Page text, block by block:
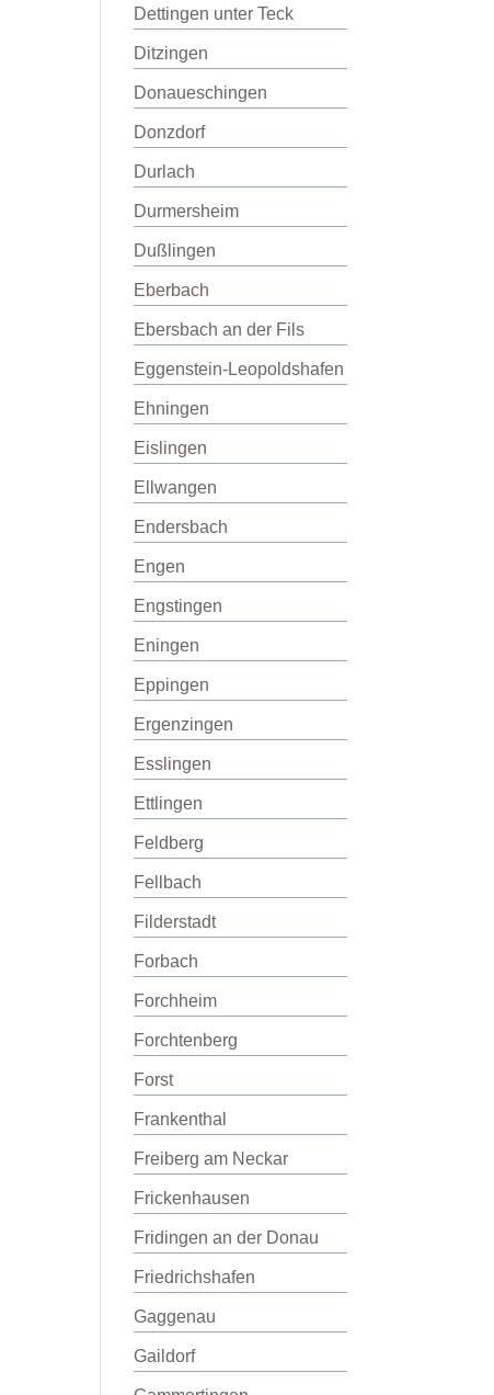
Dettingen unter Teck
Ditzingen
Donaueschingen
Donzdorf
Durlach
Durmersheim
Dußlingen
Eberbach
Ebersbach an der Fils
Eggenstein-Leopoldshafen
Ehningen
Eislingen
Ellwangen
Endersbach
Engen
Engstingen
Eningen
Eppingen
Ergenzingen
Esslingen
Ettlingen
Feldberg
Fellbach
Filderstadt
Forbach
Forchheim
Forchtenberg
Forst
Frankenthal
Freiberg am Neckar
Frickenhausen
Fridingen an der Donau
Friedrichshafen
Gaggenau
Gaildorf